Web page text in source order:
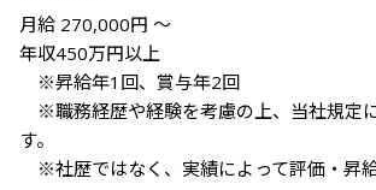
月給 270,000円 〜
年収450万円以上
※昇給年1回、賞与年2回
※職務経歴や経験を考慮の上、当社規定
す。
※社歴ではなく、実績によって評価・昇給